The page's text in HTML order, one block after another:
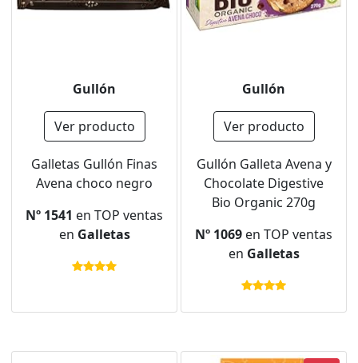
Gullón
Ver producto
Galletas Gullón Finas
Avena choco negro
Nº 1541 en TOP ventas
en Galletas
Gullón
Ver producto
Gullón Galleta Avena y
Chocolate Digestive
Bio Organic 270g
Nº 1069 en TOP ventas
en Galletas